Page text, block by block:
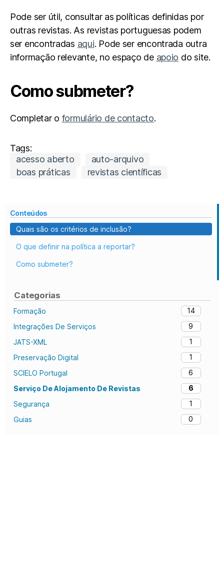
Conteúdos
Quais são os critérios de inclusão?
O que definir na política a reportar?
Como submeter?
Categorias
Formação
14
Integrações De Serviços
9
JATS-XML
1
Preservação Digital
1
SCIELO Portugal
6
Serviço De Alojamento De Revistas
6
Segurança
1
Guias
0
Pode ser útil, consultar as políticas definidas por
outras revistas. As revistas portuguesas podem
ser encontradas aqui. Pode ser encontrada outra
informação relevante, no espaço de apoio do site.
Como submeter?
Completar o formulário de contacto.
Tags:
acesso aberto
auto-arquivo
boas práticas
revistas científicas